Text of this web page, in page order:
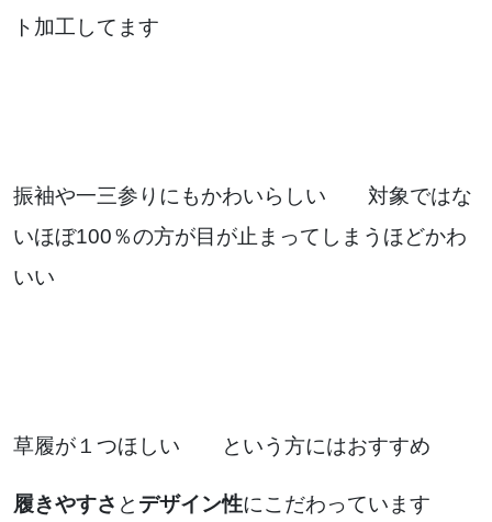
ト加工してます
振袖や一三参りにもかわいらしい 対象ではな
いほぼ100％の方が目が止まってしまうほどかわ
いい
草履が１つほしい という方にはおすすめ
履きやすさ と デザイン性にこだわっています